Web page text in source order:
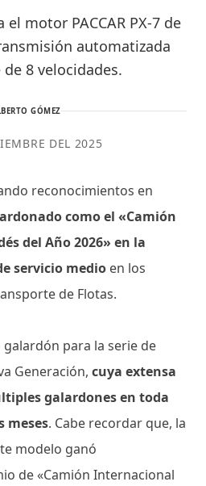
el motor PACCAR PX-7 de
automatizada
de 8 velocidades.
GÓMEZ
DEL 2025
reconocimientos en
como el «Camión
del Año 2026» en la
servicio medio en los
de Flotas.
para la serie de
Generación, cuya extensa
galardones en toda
meses. Cabe recordar que, la
modelo ganó
de «Camión Internacional